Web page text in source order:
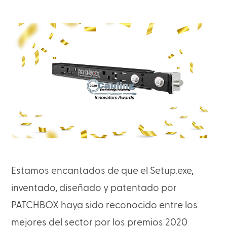
Estamos encantados de que el Setup.exe,
inventado, diseñado y patentado por
PATCHBOX haya sido reconocido entre los
mejores del sector por los premios 2020